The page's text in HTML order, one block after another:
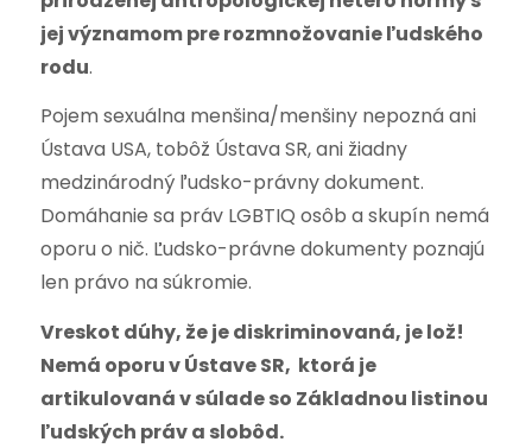
jej významom pre rozmnožovanie ľudského
rodu.
Pojem sexuálna menšina/menšiny nepozná ani
Ústava USA, tobôž Ústava SR, ani žiadny
medzinárodný ľudsko-právny dokument.
Domáhanie sa práv LGBTIQ osôb a skupín nemá
oporu o nič. Ľudsko-právne dokumenty poznajú
len právo na súkromie.
Vreskot dúhy, že je diskriminovaná, je lož!
Nemá oporu v Ústave SR, ktorá je
artikulovaná v súlade so Základnou listinou
ľudských práv a slobôd.